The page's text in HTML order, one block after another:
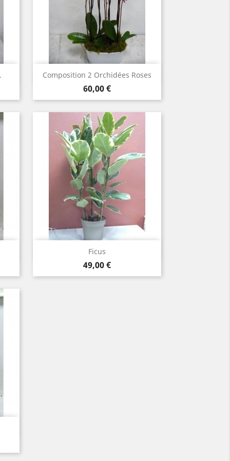
Composition 2 Orchidées Roses
Prix
60,00 €
Aperçu rapide
Ficus
Prix
49,00 €
Aperçu rapide